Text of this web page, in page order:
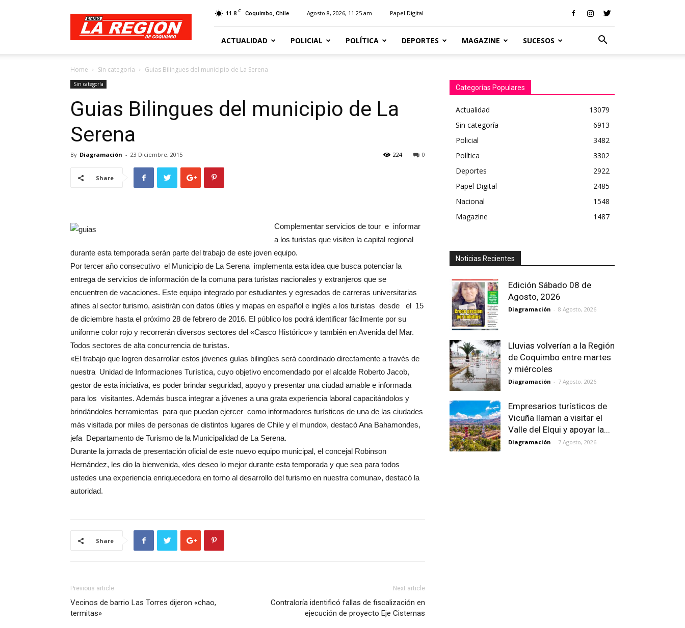
Diario
Región
11.8 C Coquimbo, Chile Agosto 8, 2026, 11:25 am Papel Digital
ACTUALIDAD POLICIAL POLÍTICA DEPORTES MAGAZINE SUCESOS
Home Sin categoría Guias Bilingues del municipio de La Serena
Sin categoría
Guias Bilingues del municipio de La
Serena
By Diagramación - 23 Diciembre, 2015 0
224
Share
Complementar servicios de tour e informar
a los turistas que visiten la capital regional
durante esta temporada serán parte del trabajo de este joven equipo.
Por tercer año consecutivo el Municipio de La Serena implementa esta idea que busca potenciar la
entrega de servicios de información de la comuna para turistas nacionales y extranjeros que se
encuentren de vacaciones. Este equipo integrado por estudiantes y egresados de carreras universitarias
afines al sector turismo, asistirán con datos útiles y mapas en español e inglés a los turistas desde el 15
de diciembre hasta el próximo 28 de febrero de 2016. El público los podrá identificar fácilmente por su
uniforme color rojo y recorrerán diversos sectores del «Casco Histórico» y también en Avenida del Mar.
Todos sectores de alta concurrencia de turistas.
«El trabajo que logren desarrollar estos jóvenes guías bilingües será coordinado directamente a través de
nuestra Unidad de Informaciones Turística, cuyo objetivo encomendado por el alcalde Roberto Jacob,
gestor de esta iniciativa, es poder brindar seguridad, apoyo y presentar una ciudad amable e informada
para los visitantes. Además busca integrar a jóvenes a una grata experiencia laboral capacitándolos y
brindándoles herramientas para que puedan ejercer como informadores turísticos de una de las ciudades
más visitada por miles de personas de distintos lugares de Chile y el mundo», destacó Ana Bahamondes,
jefa Departamento de Turismo de la Municipalidad de La Serena.
Durante la jornada de presentación oficial de este nuevo equipo municipal, el concejal Robinson
Hernández, les dio la bienvenida, «les deseo lo mejor durante esta temporada y que sea para todos
ustedes una experiencia enriquecedora en torno al desarrollo del turismo en nuestra comuna», destacó la
autoridad.
Share
Previous article
Vecinos de barrio Las Torres dijeron «chao,
termitas»
Next article
Contraloría identificó fallas de fiscalización en
ejecución de proyecto Eje Cisternas
Categorías Populares
Actualidad
13079
Sin categoría
6913
Policial
3482
Política
3302
Deportes
2922
Papel Digital
2485
Nacional
1548
Magazine
1487
Noticias Recientes
Edición Sábado 08 de
Agosto, 2026
Diagramación - 8 Agosto, 2026
Lluvias volverían a la Región
de Coquimbo entre martes
y miércoles
Diagramación - 7 Agosto, 2026
Empresarios turísticos de
Vicuña llaman a visitar el
Valle del Elqui y apoyar la...
Diagramación - 7 Agosto, 2026